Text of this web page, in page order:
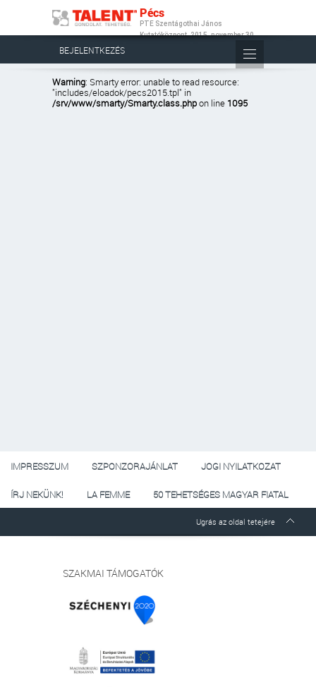
BEJELENTKEZÉS
Pécs
PTE Szentágothai János
Kutatóközpont, 2015. november 30.
Warning: Smarty error: unable to read resource:
"includes/eloadok/pecs2015.tpl" in
/srv/www/smarty/Smarty.class.phpon line 1095
IMPRESSZUM SZPONZORAJÁNLAT JOGI NYILATKOZAT
ÍRJ NEKÜNK! LA FEMME 50 TEHETSÉGES MAGYAR FIATAL
Ugrás az oldal tetejére
SZAKMAI TÁMOGATÓK